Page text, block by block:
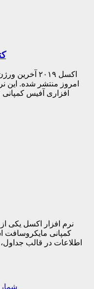
اکسل ۲۰۱۹
امروز منتشر شده. این
افزاری آفیس
نرم افزار اکسل یکی
کمپانی مایکروسافت
اطلاعات در قالب